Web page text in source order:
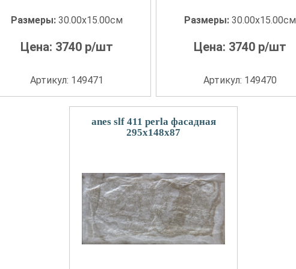
Размеры:30.00x15.00см
Цена: 3740 р/шт
Артикул: 149471
Размеры: 30.00x15.00см
Цена: 3740р/шт
Артикул: 149470
anes slf 411 perla фасадная
295x148х87